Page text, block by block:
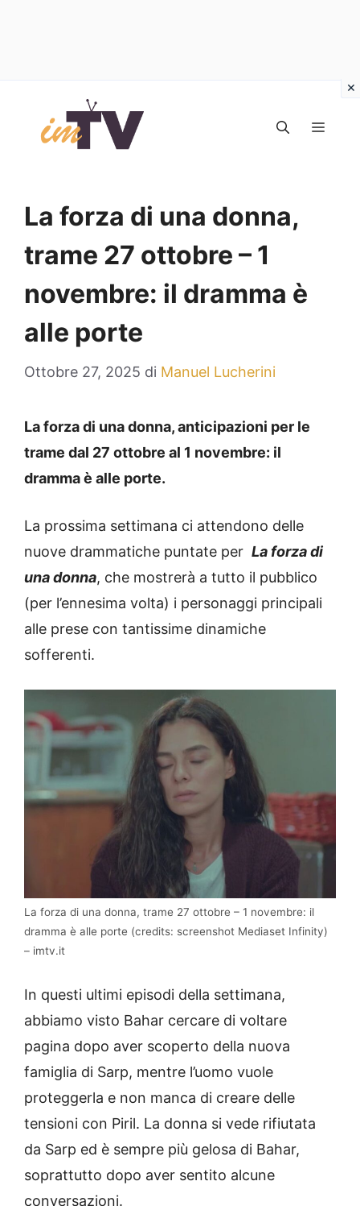
contenuto
La forza di una donna,
trame 27 ottobre – 1
novembre: il dramma è
alle porte
Ottobre 27, 2025 di Manuel Lucherini
La forza di una donna, anticipazioni per le
trame dal 27 ottobre al 1 novembre: il
dramma è alle porte.
La prossima settimana ci attendono delle
nuove drammatiche puntate per La forza di
una donna, che mostrerà a tutto il pubblico
(per l’ennesima volta) i personaggi principali
alle prese con tantissime dinamiche
sofferenti.
La forza di una donna, trame 27 ottobre – 1 novembre: il
dramma è alle porte (credits: screenshot Mediaset Infinity)
– imtv.it
In questi ultimi episodi della settimana,
abbiamo visto Bahar cercare di voltare
pagina dopo aver scoperto della nuova
famiglia di Sarp, mentre l’uomo vuole
proteggerla e non manca di creare delle
tensioni con Piril. La donna si vede rifiutata
da Sarp ed è sempre più gelosa di Bahar,
soprattutto dopo aver sentito alcune
conversazioni.